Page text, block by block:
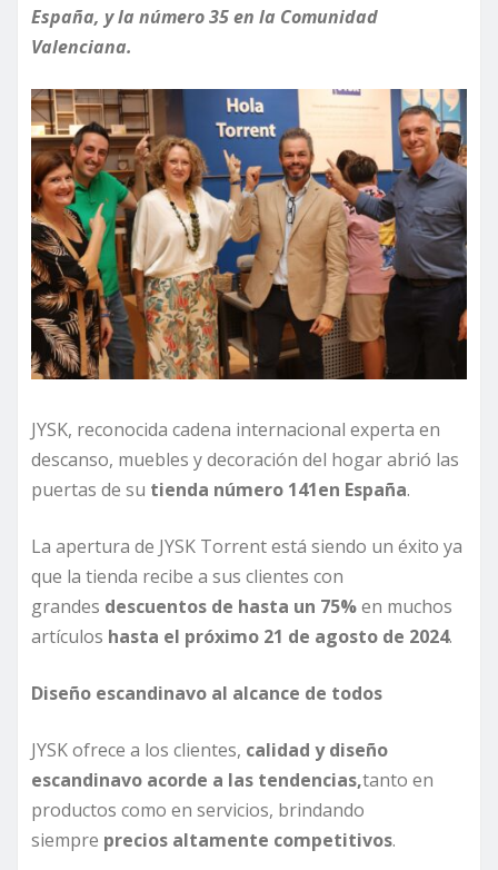
España, y la número 35 en la Comunidad
Valenciana.
JYSK, reconocida cadena internacional experta en
descanso, muebles y decoración del hogar abrió las
puertas de su tienda número 141en España.
La apertura de JYSK Torrent está siendo un éxito ya
que la tienda recibe a sus clientes con
grandes descuentos de hasta un 75%en muchos
artículos hasta el próximo 21 de agosto de 2024.
Diseño escandinavo al alcance de todos
JYSK ofrece a los clientes, calidad y diseño
escandinavo acorde a las tendencias,tanto en
productos como en servicios, brindando
siempre precios altamente competitivos.